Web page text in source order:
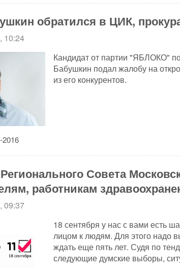
обратился в ЦИК,
10:24
Кандидат от партии "ЯБЛОКО"
Бабушкин подал жалобу на
из его конкурентов.
Совета
работникам
09:37
18 сентября у нас с вами есть
лицом к людям. Для этого надо
ждать еще пять лет. Судя по
следующие думские выборы,